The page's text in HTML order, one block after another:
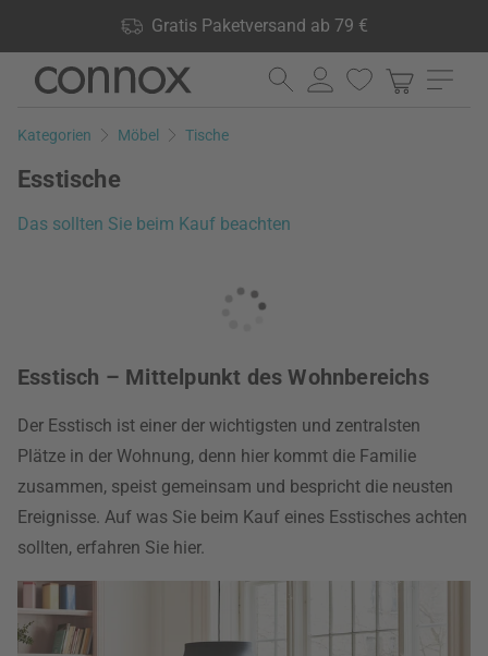
Gratis Paketversand ab 79 €
lagernd, 60 Tage Rückgaberecht
Direkt
Seiteninhalt
Direkt
Suchfeld
Kategorien Möbel Tische
Esstische
Das sollten Sie beim Kauf beachten
Esstisch – Mittelpunkt des Wohnbereichs
Der Esstisch ist einer der wichtigsten und zentralsten
Plätze in der Wohnung, denn hier kommt die Familie
zusammen, speist gemeinsam und bespricht die neusten
Ereignisse. Auf was Sie beim Kauf eines Esstisches achten
sollten, erfahren Sie hier.